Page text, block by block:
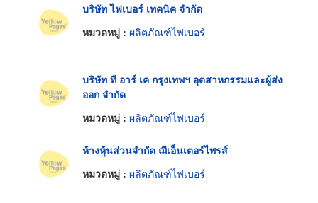
บริษัท ไฟเบอร์ เทคนิค จำกัด
หมวดหมู่ : ผลิตภัณฑ์ไฟเบอร์
บริษัท ที อาร์ เค กรุงเทพฯ อุตสาหกรรมและผู้ส่ง
ออก จำกัด
หมวดหมู่ : ผลิตภัณฑ์ไฟเบอร์
ห้างหุ้นส่วนจำกัด ฌีเอ็นเตอร์ไพรส์
หมวดหมู่ : ผลิตภัณฑ์ไฟเบอร์